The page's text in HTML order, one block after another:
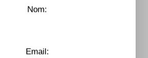
Similaires
Nom:
Email: